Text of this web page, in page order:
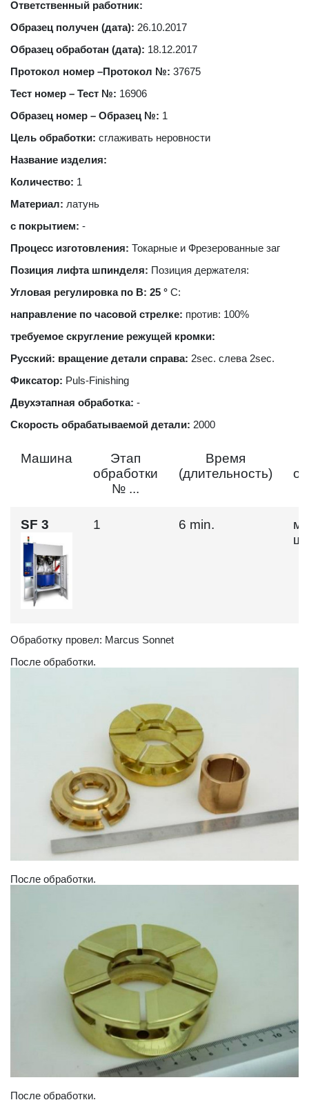
Ответственный работник:
Образец получен (дата): 26.10.2017
Образец обработан (дата): 18.12.2017
Протокол номер –Протокол №: 37675
Тест номер – Тест №: 16906
Образец номер – Образец №: 1
Цель обработки: сглаживать неровности
Название изделия:
Количество: 1
Материал: латунь
с покрытием: -
Процесс изготовления: Токарные и Фрезерованные заг
Позиция лифта шпинделя: Позиция держателя:
Угловая регулировка по B: 25 ° C:
направление по часовой стрелке: против: 100%
требуемое скругление режущей кромки:
Pусский: вращение детали справа: 2sec. слева 2sec.
Фиксатор: Puls-Finishing
Двухэтапная обработка: -
Скорость обрабатываемой детали: 2000
Машина
Этап
обработки
№ ...
Время
(длительность)
SF 3 1 6 min.
Обработку провел: Marcus Sonnet
После обработки.
После обработки.
После обработки.